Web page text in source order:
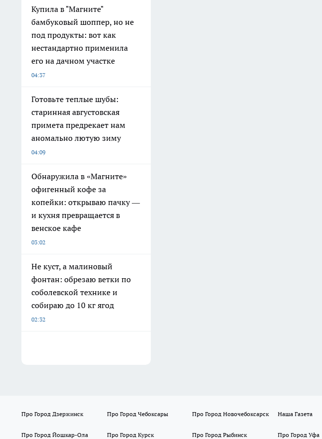
Купила в "Магните"
бамбуковый шоппер, но не
под продукты: вот как
нестандартно применила
его на дачном участке
04:37
Готовьте теплые шубы:
старинная августовская
примета предрекает нам
аномально лютую зиму
04:09
Обнаружила в «Магните»
офигенный кофе за
копейки: открываю пачку —
и кухня превращается в
венское кафе
03:02
Не куст, а малиновый
фонтан: обрезаю ветки по
соболевской технике и
собираю до 10 кг ягод
02:32
Про Город Дзержинск Про Город Чебоксары Про Город Новочебоксарск Наша Газета
Про Город Йошкар-Ола Про Город Курск Про Город Рыбинск Про Город Уфа